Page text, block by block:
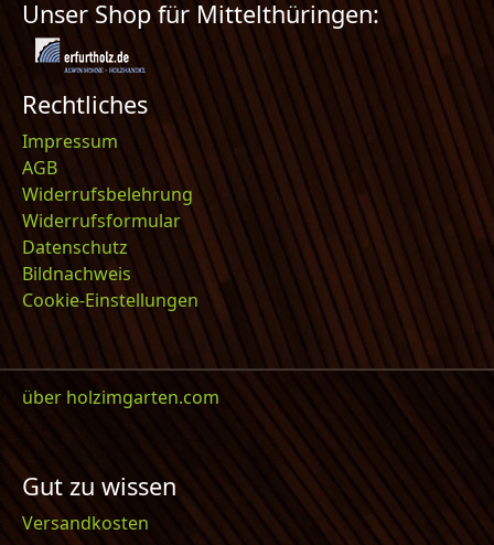
Unser Shop für Mittelthüringen:
Rechtliches
Impressum
AGB
Widerrufsbelehrung
Widerrufsformular
Datenschutz
Bildnachweis
Cookie-Einstellungen
über holzimgarten.com
Gut zu wissen
Versandkosten